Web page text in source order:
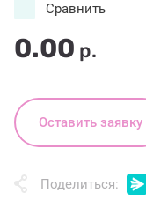
0.00 р.
Сравнить
Оставить заявку
Поделиться: